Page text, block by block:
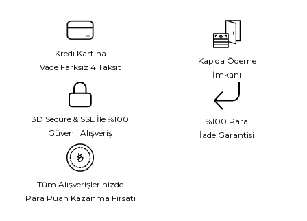
Kredi Kartına
Vade Farksız 4 Taksit
Kapıda Ödeme
İmkanı
3D Secure & SSL İle %100
Güvenli Alışveriş
%100 Para
İade Garantisi
Tüm Alışverişlerinizde
Para Puan Kazanma Fırsatı